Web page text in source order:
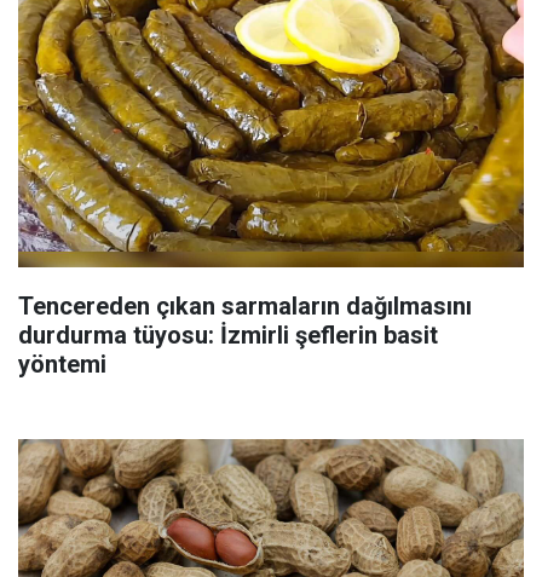
Tencereden çıkan sarmaların dağılmasını
durdurma tüyosu: İzmirli şeflerin basit
yöntemi